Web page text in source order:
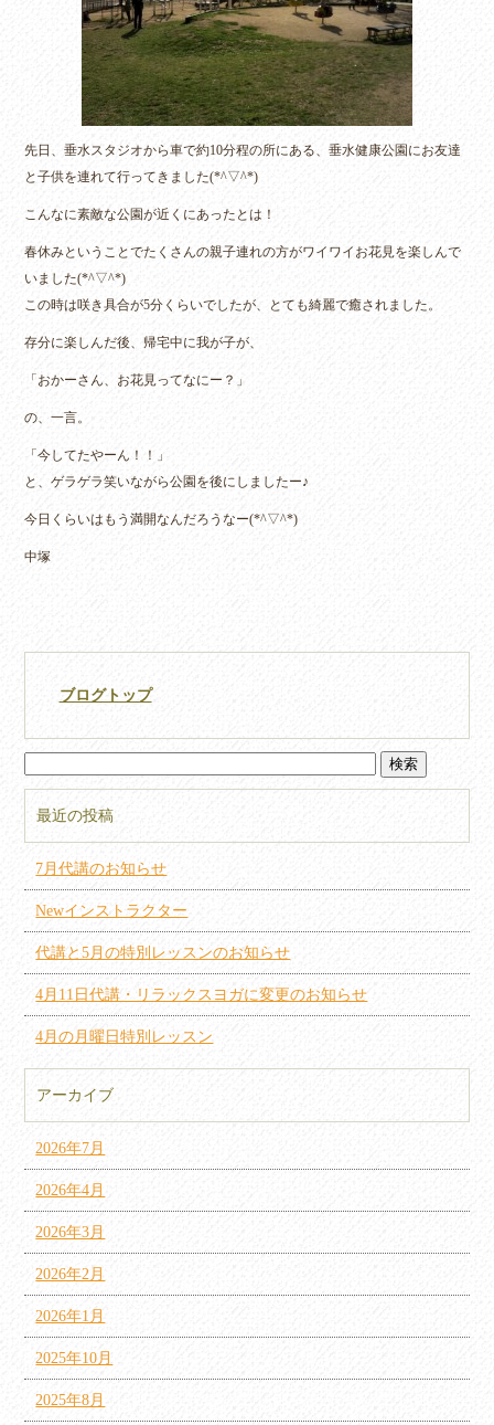
先日、垂水スタジオから車で約10分程の所にある、垂水健康公園にお友達
と子供を連れて行ってきました(*^▽^*)
こんなに素敵な公園が近くにあったとは！
春休みということでたくさんの親子連れの方がワイワイお花見を楽しんで
いました(*^▽^*)
この時は咲き具合が5分くらいでしたが、とても綺麗で癒されました。
存分に楽しんだ後、帰宅中に我が子が、
「おかーさん、お花見ってなにー？」
の、一言。
「今してたやーん！！」
と、ゲラゲラ笑いながら公園を後にしましたー♪
今日くらいはもう満開なんだろうなー(*^▽^*)
中塚
ブログトップ
最近の投稿
7月代講のお知らせ
Newインストラクター
代講と5月の特別レッスンのお知らせ
4月11日代講・リラックスヨガに変更のお知らせ
4月の月曜日特別レッスン
アーカイブ
2026年7月
2026年4月
2026年3月
2026年2月
2026年1月
2025年10月
2025年8月